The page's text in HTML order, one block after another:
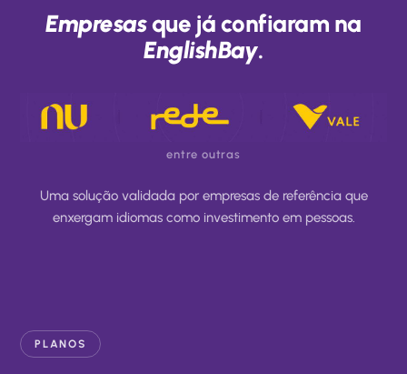
Empresasque já confiaram na
EnglishBay.
entre outras
Uma solução validada por empresas de referência que
enxergam idiomas como investimento em pessoas.
PLANOS